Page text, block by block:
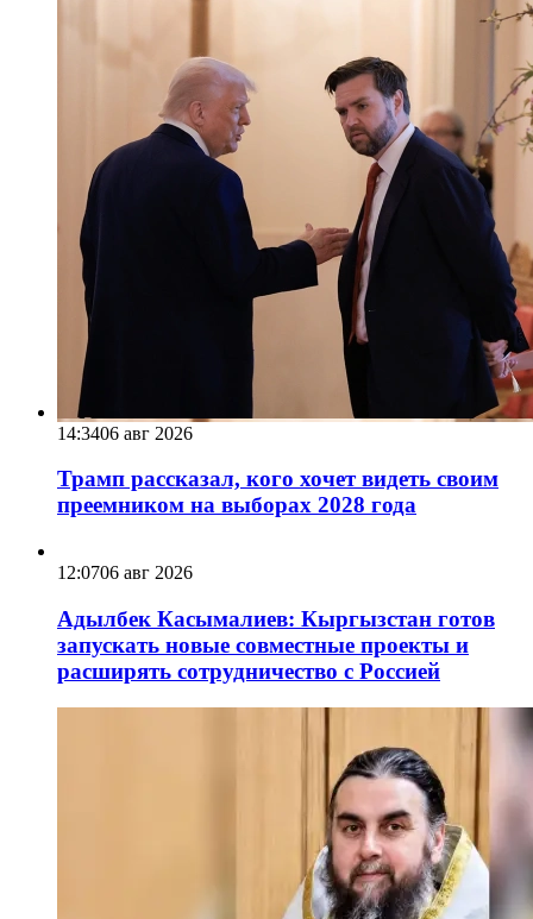
14:3406 авг 2026
Трамп рассказал, кого хочет видеть своим
преемником на выборах 2028 года
12:0706 авг 2026
Адылбек Касымалиев: Кыргызстан готов
запускать новые совместные проекты и
расширять сотрудничество с Россией